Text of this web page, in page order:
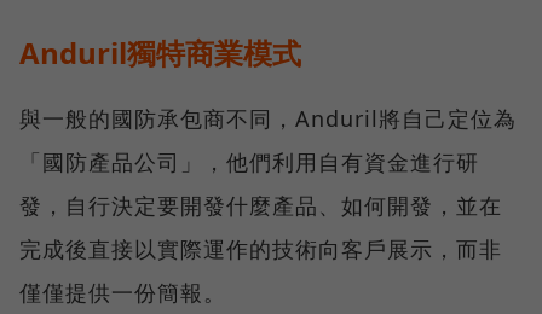
Anduril獨特商業模式
與一般的國防承包商不同，Anduril將自己定位為
「國防產品公司」，他們利用自有資金進行研
發，自行決定要開發什麼產品、如何開發，並在
完成後直接以實際運作的技術向客戶展示，而非
僅僅提供一份簡報。